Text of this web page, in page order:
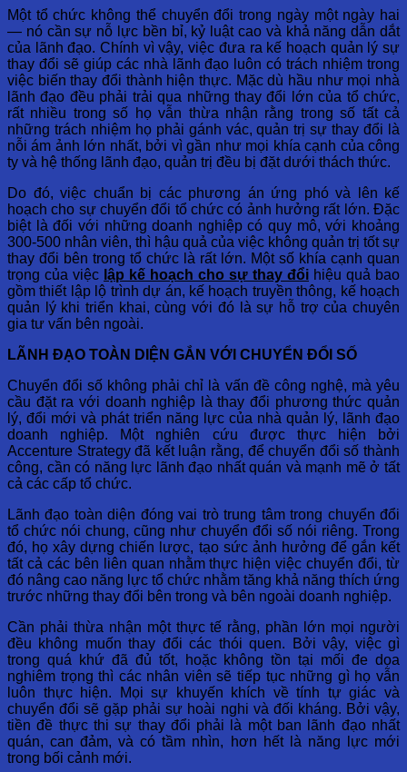
Một tổ chức không thể chuyển đổi trong ngày một ngày hai
— nó cần sự nỗ lực bền bỉ, kỷ luật cao và khả năng dẫn dắt
của lãnh đạo. Chính vì vậy, việc đưa ra kế hoạch quản lý sự
thay đổi sẽ giúp các nhà lãnh đạo luôn có trách nhiệm trong
việc biến thay đổi thành hiện thực. Mặc dù hầu như mọi nhà
lãnh đạo đều phải trải qua những thay đổi lớn của tổ chức,
rất nhiều trong số họ vẫn thừa nhận rằng trong số tất cả
những trách nhiệm họ phải gánh vác, quản trị sự thay đổi là
nỗi ám ảnh lớn nhất, bởi vì gần như mọi khía cạnh của công
ty và hệ thống lãnh đạo, quản trị đều bị đặt dưới thách thức.
Do đó, việc chuẩn bị các phương án ứng phó và lên kế
hoạch cho sự chuyển đổi tổ chức có ảnh hưởng rất lớn. Đặc
biệt là đối với những doanh nghiệp có quy mô, với khoảng
300-500 nhân viên, thì hậu quả của việc không quản trị tốt sự
thay đổi bên trong tổ chức là rất lớn. Một số khía cạnh quan
trọng của việc lập kế hoạch cho sự thay đổi hiệu quả bao
gồm thiết lập lộ trình dự án, kế hoạch truyền thông, kế hoạch
quản lý khi triển khai, cùng với đó là sự hỗ trợ của chuyên
gia tư vấn bên ngoài.
LÃNH ĐẠO TOÀN DIỆN GẮN VỚI CHUYỂN ĐỔI SỐ
Chuyển đổi số không phải chỉ là vấn đề công nghệ, mà yêu
cầu đặt ra với doanh nghiệp là thay đổi phương thức quản
lý, đổi mới và phát triển năng lực của nhà quản lý, lãnh đạo
doanh nghiệp. Một nghiên cứu được thực hiện bởi
Accenture Strategy đã kết luận rằng, để chuyển đổi số thành
công, cần có năng lực lãnh đạo nhất quán và mạnh mẽ ở tất
cả các cấp tổ chức.
Lãnh đạo toàn diện đóng vai trò trung tâm trong chuyển đổi
tổ chức nói chung, cũng như chuyển đổi số nói riêng. Trong
đó, họ xây dựng chiến lược, tạo sức ảnh hưởng để gắn kết
tất cả các bên liên quan nhằm thực hiện việc chuyển đổi, từ
đó nâng cao năng lực tổ chức nhằm tăng khả năng thích ứng
trước những thay đổi bên trong và bên ngoài doanh nghiệp.
Cần phải thừa nhận một thực tế rằng, phần lớn mọi người
đều không muốn thay đổi các thói quen. Bởi vậy, việc gì
trong quá khứ đã đủ tốt, hoặc không tồn tại mối đe dọa
nghiêm trọng thì các nhân viên sẽ tiếp tục những gì họ vẫn
luôn thực hiện. Mọi sự khuyến khích về tính tự giác và
chuyển đổi sẽ gặp phải sự hoài nghi và đối kháng. Bởi vậy,
tiền đề thực thi sự thay đổi phải là một ban lãnh đạo nhất
quán, can đảm, và có tầm nhìn, hơn hết là năng lực mới
trong bối cảnh mới.